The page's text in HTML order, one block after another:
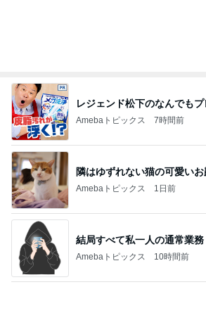
レジェンド松下のなんでもプ
Amebaトピックス 7時間前
隣はゆずれない猫の可愛いお
Amebaトピックス 1日前
結局すべて私一人の通常業務
Amebaトピックス 10時間前